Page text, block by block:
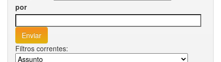
por
Filtros correntes: